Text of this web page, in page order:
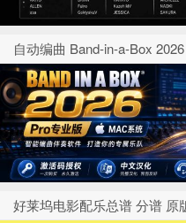
自动编曲 Band-in-a-Box
好莱坞电影配乐总谱 分谱 原